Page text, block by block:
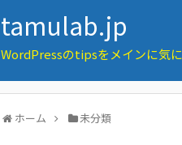
tamulab.jp
WordPressのtipsをメインに気
ホーム 未分類